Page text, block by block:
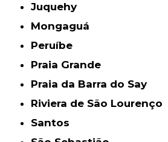
Juquehy
Mongaguá
Peruíbe
Praia Grande
Praia da Barra do Say
Riviera de São Lourenço
Santos